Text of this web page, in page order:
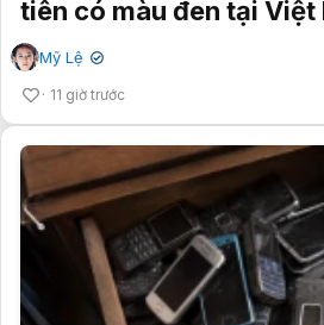
tiên có màu đen tại Việt
Mỹ Lệ ✔
11 giờ trước